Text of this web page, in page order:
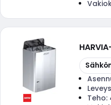
HARVIA
Kopioi
Teho: